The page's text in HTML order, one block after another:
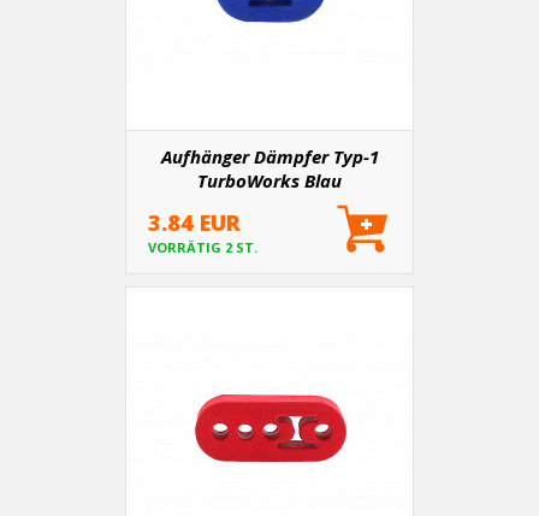
Aufhänger Dämpfer Typ-1
TurboWorks Blau
3.84 EUR
VORRÄTIG 2 ST.